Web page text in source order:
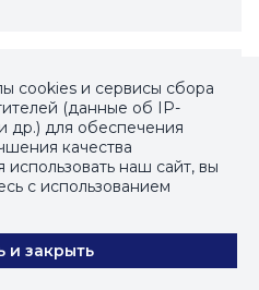
галерее Борей
cookies и сервисы сбора
(данные об IP-
др.) для обеспечения
качества
наш сайт, вы
с использованием
и закрыть